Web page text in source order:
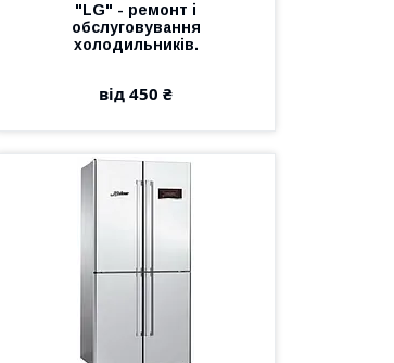
"LG" - ремонт і
обслуговування
холодильників.
від 450 ₴